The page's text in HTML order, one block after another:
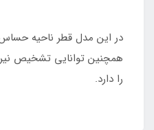
را دارد.